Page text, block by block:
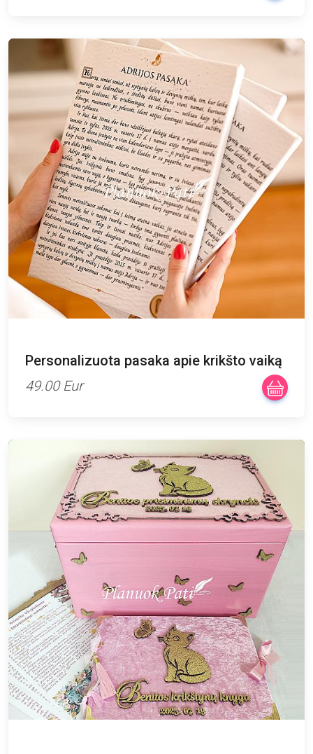
Personalizuota pasaka apie krikšto vaiką
49.00 Eur